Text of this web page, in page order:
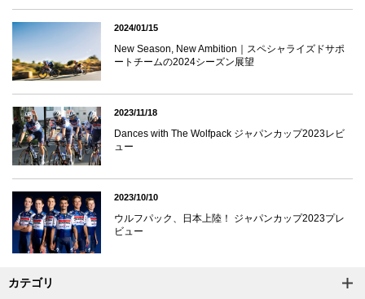
2024/01/15
New Season, New Ambition｜スペシャライズドサポ
ートチームの2024シーズン展望
2023/11/18
Dances with The Wolfpack ジャパンカップ2023レビ
ュー
2023/10/10
ウルフパック、日本上陸！ ジャパンカップ2023プレ
ビュー
カテゴリ